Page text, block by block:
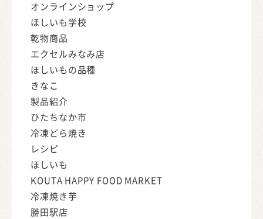
オンラインショップ
ほしいも学校
乾物商品
エクセルみなみ店
ほしいもの品種
きなこ
製品紹介
ひたちなか市
冷凍どら焼き
レシピ
ほしいも
KOUTA HAPPY FOOD MARKET
冷凍焼き芋
勝田駅店